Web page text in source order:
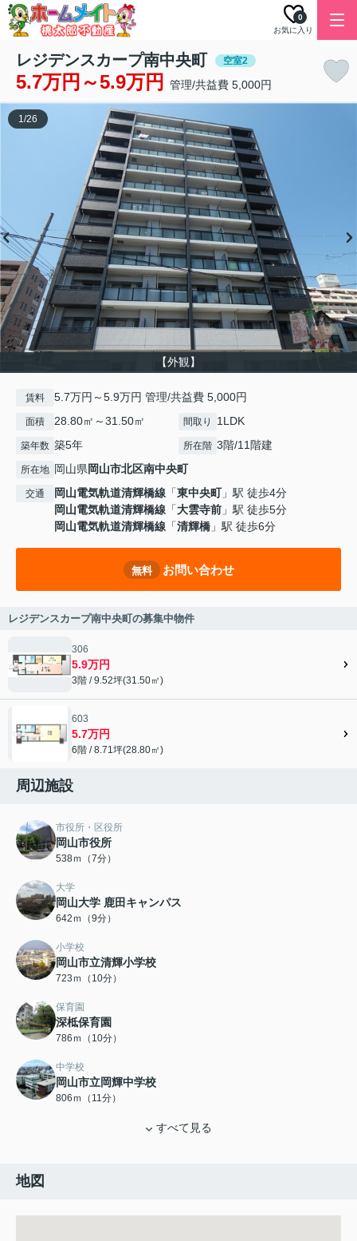
お気に入り
0
レジデンスカープ南中央町 空室2
5.7万円～5.9万円 管理/共益費 5,000円
【外観】
1/26
賃料 5.7万円～5.9万円 管理/共益費 5,000円
面積 28.80㎡～31.50㎡ 間取り 1LDK
築年数 築5年 所在階 3階/11階建
所在地 岡山県岡山市北区南中央町
交通 岡山電気軌道清輝橋線 「東中央町」駅 徒歩4分
岡山電気軌道清輝橋線 「大雲寺前 」駅 徒歩5分
岡山電気軌道清輝橋線 「清輝橋 」駅 徒歩6分
無料 お問い合わせ
レジデンスカープ南中央町の募集中物件
306
5.9万円
3階 / 9.52坪(31.50㎡)
603
5.7万円
6階 / 8.71坪(28.80㎡)
周辺施設
市役所・区役所
岡山市役所
538ｍ（7分）
大学
岡山大学 鹿田キャンパス
642ｍ（9分）
小学校
岡山市立清輝小学校
723ｍ（10分）
保育園
深柢保育園
786ｍ（10分）
中学校
岡山市立岡輝中学校
806ｍ（11分）
すべて見る
地図